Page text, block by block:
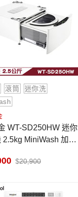
滾筒
迷你洗
WT-SD250HW 迷你
2.5kg MiniWash 加熱
20,900